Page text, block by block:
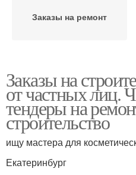
Заказы на ремонт
Заказы на
от частных лиц.
тендеры на
строительство
ищу мастера для
Екатеринбург